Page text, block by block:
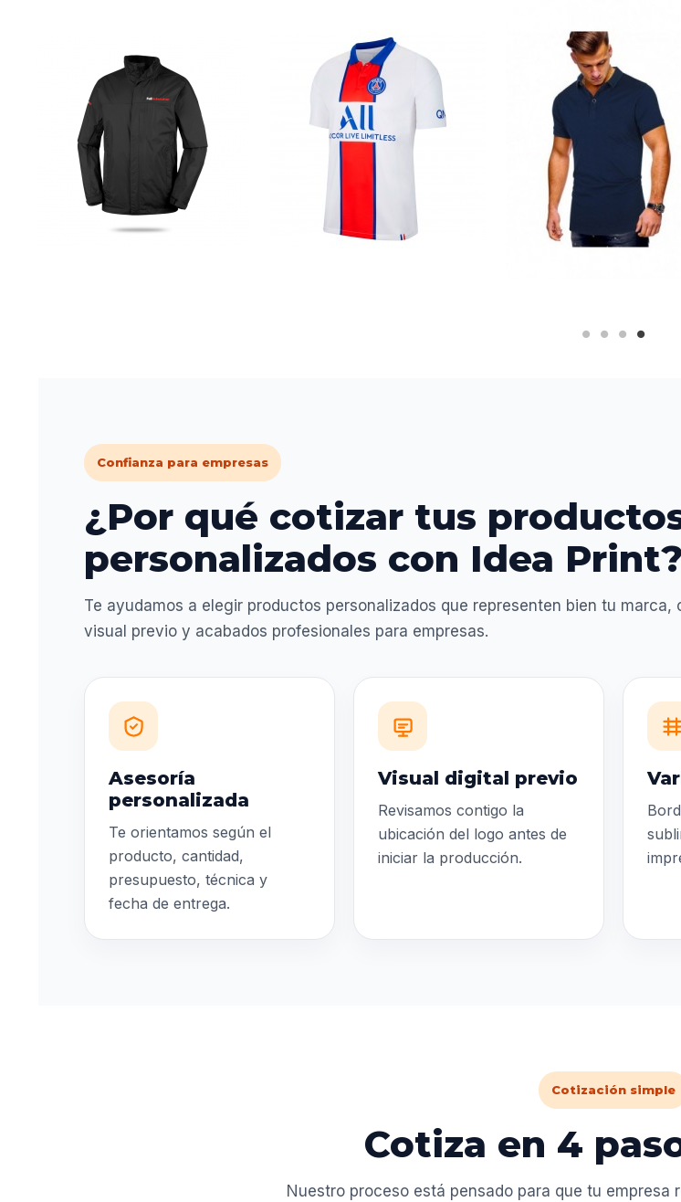
Confianza para empresas
¿Por qué cotizar tus
personalizados con Idea Print?
Te ayudamos a elegir productos personalizados que representen bien tu marca,
visual previo y acabados profesionales para empresas.
Asesoría
personalizada
Te orientamos según el
producto, cantidad,
presupuesto, técnica y
fecha de entrega.
Visual digital previo
Revisamos contigo la
ubicación del logo antes de
iniciar la producción.
Cotización simple
Cotiza en 4
Nuestro proceso está pensado para que tu empresa